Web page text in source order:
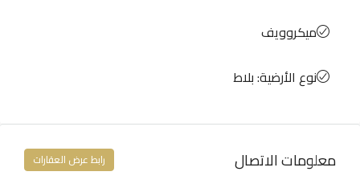
ميكروويف
نوع الأرضية: بلاط
معلومات الاتصال رابط عرض العقارات